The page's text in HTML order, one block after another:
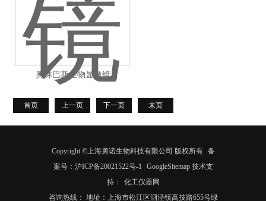
奥林巴斯生物显微镜
首页 上一页 下一页 末页
Copyright ©上海勇诺生物科技有限公司 版权所有 备
案号：沪ICP备20021522号-1
GoogleSitemap技术支
持：
化工仪器网
咨询热线： 地址：上海市松江区泗泾镇高技路655号绿